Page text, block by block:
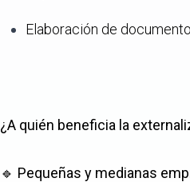
Elaboración de
¿A quién beneficia la
🔹 Pequeñas y medianas